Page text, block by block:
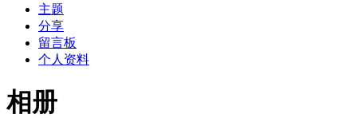
主题
分享
留言板
个人资料
相册